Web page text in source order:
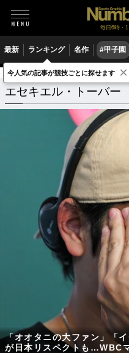
毎日6時・
最新 ランキング 名作 #甲子園
エセキエル・トーバー 関連記事
エセキエル・トーバー
「オオタニの大ファン」「
が日本リスペクトも…WBC
今人気の記事が競技ごとに探せます ×